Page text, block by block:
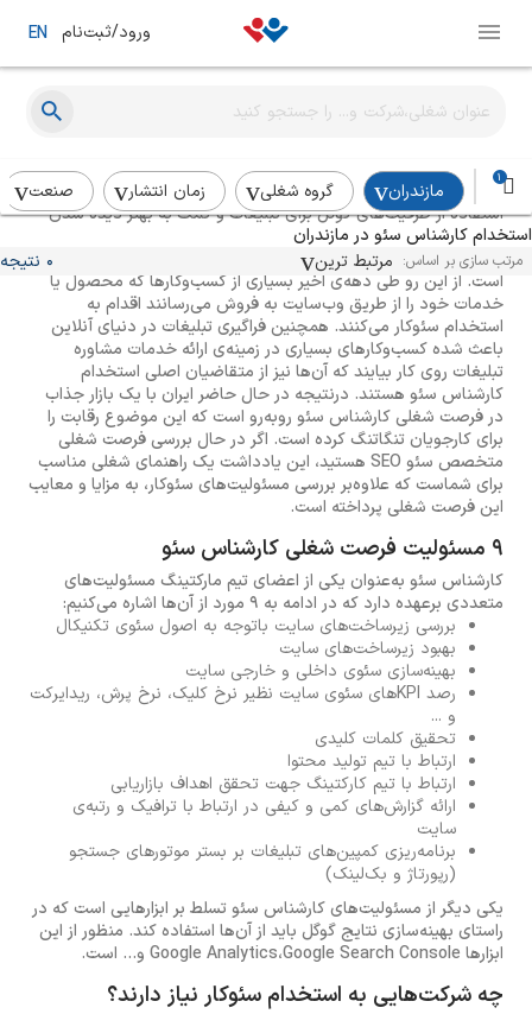
ورود/ثبت‌نام EN
1
مازندران گروه شغلی زمان انتشار
صنعت
استخدام کارشناس سئو در مازندران
مرتب سازی بر اساس: مرتبط ترین 0 نتیجه
راهنمای استخدام سئو کار (کارشناس سئو)
استفاده از ظرفیت‌های گوگل برای تبلیغات و کمک به بهتر دیده شدن
کسب‌وکارها، منجربه شکل‌گیری یک فرصت شغلی جدید به نام
است. از این رو طی دهه‌ی اخیر بسیاری از کسب‌وکارها که محصول یا
خدمات خود را از طریق وب‌سایت به فروش می‌رسانند اقدام به
استخدام سئوکار می‌کنند. همچنین فراگیری تبلیغات در دنیای آنلاین
باعث شده کسب‌وکارهای بسیاری در زمینه‌ی ارائه خدمات مشاوره
تبلیغات روی کار بیایند که آن‌ها نیز از متقاضیان اصلی استخدام
کارشناس سئو هستند. درنتیجه در حال حاضر ایران با یک بازار جذاب
در فرصت شغلی کارشناس سئو روبه‌رو است که این موضوع رقابت را
برای کارجویان تنگاتنگ کرده است. اگر در حال بررسی فرصت شغلی
متخصص سئو SEO هستید، این یادداشت یک راهنمای شغلی مناسب
برای شماست که علاوه‌بر بررسی مسئولیت‌های سئوکار، به مزایا و معایب
این فرصت شغلی پرداخته است.
9 مسئولیت فرصت شغلی کارشناس سئو
کارشناس سئو به‌عنوان یکی از اعضای تیم مارکتینگ مسئولیت‌های
متعددی برعهده دارد که در ادامه به 9 مورد از آن‌ها اشاره می‌کنیم:
بررسی زیرساخت‌های سایت باتوجه به اصول سئوی تکنیکال
بهبود زیرساخت‌های سایت
بهینه‌سازی سئوی داخلی و خارجی سایت
رصد KPIهای سئوی سایت نظیر نرخ کلیک، نرخ پرش، ریدایرکت
و ...
تحقیق کلمات کلیدی
ارتباط با تیم تولید محتوا
ارتباط با تیم کارکتینگ جهت تحقق اهداف بازاریابی
ارائه گزارش‌های کمی و کیفی در ارتباط با ترافیک و رتبه‌ی
سایت
برنامه‌ریزی کمپین‌های تبلیغات بر بستر موتورهای جستجو
(رپورتاژ و بک‌لینک)
یکی دیگر از مسئولیت‌های کارشناس سئو تسلط بر ابزارهایی است که در
راستای بهینه‌سازی نتایج گوگل باید از آن‌ها استفاده کند. منظور از این
ابزارها Google Analytics،Google Search Console و... است.
چه شرکت‌هایی به استخدام سئوکار نیاز دارند؟